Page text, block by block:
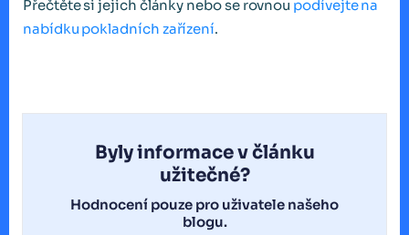
Přečtěte si jejich články nebo se rovnou podívejte na
nabídku pokladních zařízení.
Byly informace v článku
užitečné?
Hodnocení pouze pro uživatele našeho
blogu.